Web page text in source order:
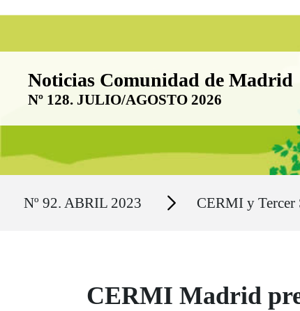
Boletín Noticias Comunidad de
Noticias Comunidad de Madrid
Nº 128. JULIO/AGOSTO 2026
Nº 92. ABRIL 2023 Secciones CERMI y Tercer
CERMI Madrid